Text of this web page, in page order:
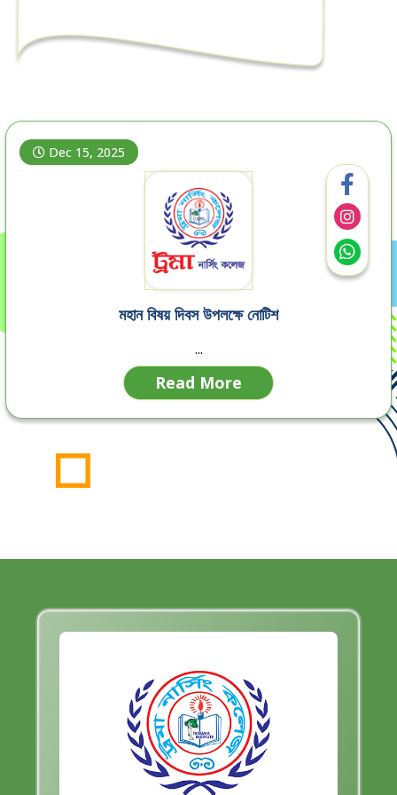
Dec 15, 2025
মহান বিষয় দিবস উপলক্ষে নোটিশ
...
Read More